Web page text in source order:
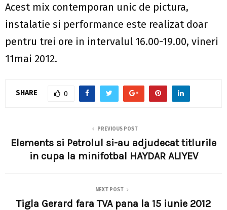
Acest mix contemporan unic de pictura,
instalatie si performance este realizat doar
pentru trei ore in intervalul 16.00-19.00, vineri
11mai 2012.
SHARE 0
PREVIOUS POST
Elements si Petrolul si-au adjudecat titlurile
in cupa la minifotbal HAYDAR ALIYEV
NEXT POST
Tigla Gerard fara TVA pana la 15 iunie 2012